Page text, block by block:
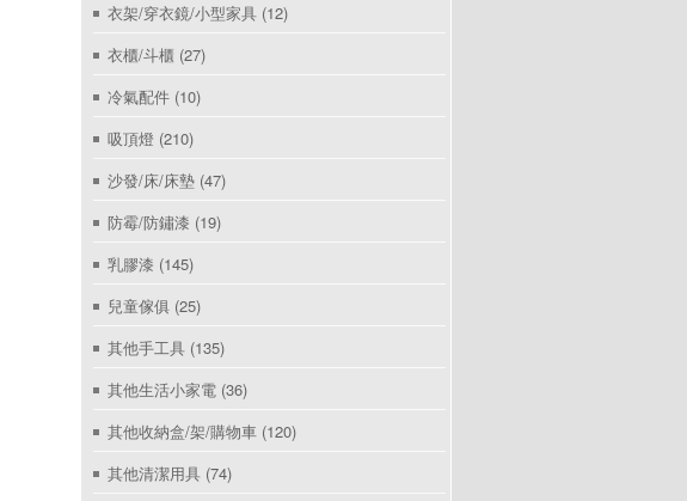
衣架/穿衣鏡/小型家具 (12)
衣櫃/斗櫃 (27)
冷氣配件 (10)
吸頂燈 (210)
沙發/床/床墊 (47)
防霉/防鏽漆 (19)
乳膠漆 (145)
兒童傢俱 (25)
其他手工具 (135)
其他生活小家電 (36)
其他收納盒/架/購物車 (120)
其他清潔用具 (74)